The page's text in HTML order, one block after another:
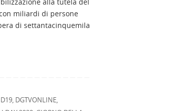
alla tutela del
miliardi di persone
di settantacinquemila
, DGTVONLINE,